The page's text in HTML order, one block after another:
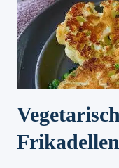
Frikadellen